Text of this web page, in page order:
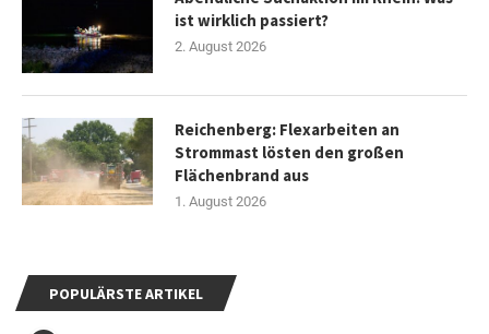
ist wirklich passiert?
2. August 2026
Reichenberg: Flexarbeiten an
Strommast lösten den großen
Flächenbrand aus
1. August 2026
POPULÄRSTE ARTIKEL